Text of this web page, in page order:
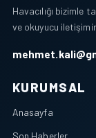
Havacılığı bizimle
ve okuyucu
KURUMSAL
Anasayfa